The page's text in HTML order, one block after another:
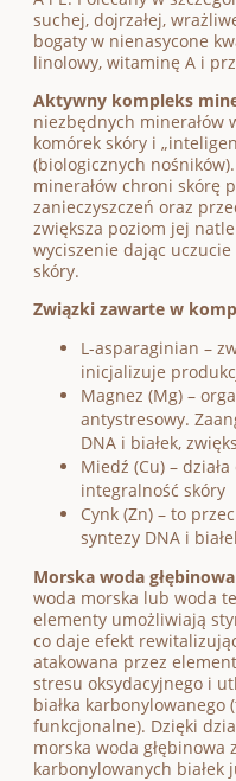
suchej, dojrzałej,
bogaty w nienasycone
linolowy, witaminę A i
Aktywny kompleks
niezbędnych minerałów
komórek skóry i
(biologicznych
minerałów chroni skórę
zanieczyszczeń oraz
zwiększa poziom jej
wyciszenie dając
skóry.
Związki zawarte w
L-asparaginian –
inicjalizuje
Magnez (Mg) –
antystresowy.
DNA i białek,
Miedź (Cu) –
integralność skóry
Cynk (Zn) – to
syntezy DNA i
Morska woda głębinowa
woda morska lub woda
elementy umożliwiają
co daje efekt
atakowana przez
stresu oksydacyjnego i
białka karbonylowanego
funkcjonalne). Dzięki
morska woda głębinowa
karbonylowanych białek